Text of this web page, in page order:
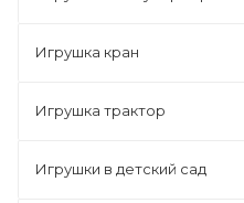
Игрушка кран
Игрушка трактор
Игрушки в детский сад